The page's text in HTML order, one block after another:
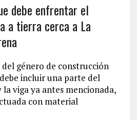
debe enfrentar el
a tierra cerca a La
género de construcción
incluir una parte del
viga ya antes mencionada,
con material